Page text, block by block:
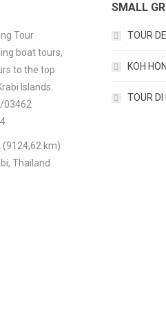
Tour
boat tours,
to the top
Islands.
03462
km)
Thailand
SMALL
TOUR
KOH
TOUR DI